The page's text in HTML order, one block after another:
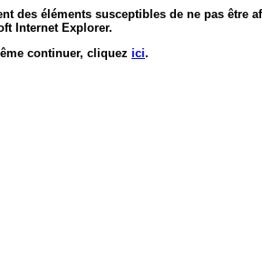
des éléments susceptibles de ne pas être
Internet Explorer.
continuer, cliquez ici.